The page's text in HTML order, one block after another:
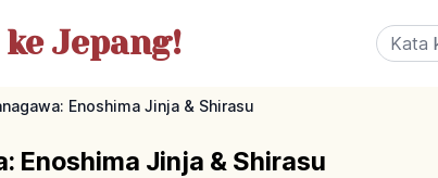
Jepang!
Enoshima Jinja & Shirasu
Enoshima Jinja & Shirasu